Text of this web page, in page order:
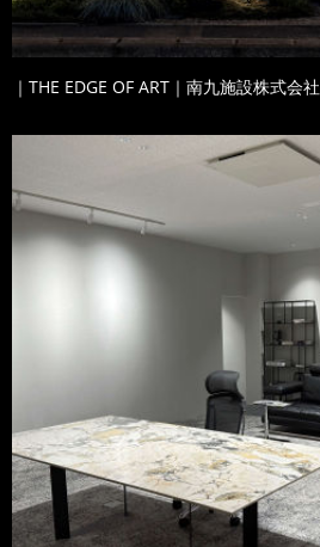
｜THE EDGE OF ART｜南九施設株式会社